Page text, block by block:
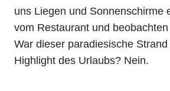
uns Liegen und Sonnenschirme
vom Restaurant und
War dieser paradiesische
Highlight des Urlaubs? Nein.